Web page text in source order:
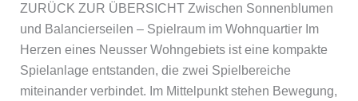
ZURÜCK ZUR ÜBERSICHT Zwischen Sonnenblumen
und Balancierseilen – Spielraum im Wohnquartier Im
Herzen eines Neusser Wohngebiets ist eine kompakte
Spielanlage entstanden, die zwei Spielbereiche
miteinander verbindet. Im Mittelpunkt stehen Bewegung,